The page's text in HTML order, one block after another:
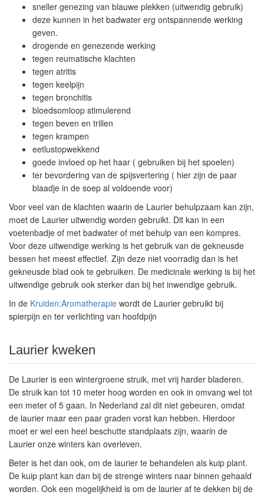
sneller genezing van blauwe plekken (uitwendig gebruik)
deze kunnen in het badwater erg ontspannende werking
geven.
drogende en genezende werking
tegen reumatische klachten
tegen atritis
tegen keelpijn
tegen bronchitis
bloedsomloop stimulerend
tegen beven en trillen
tegen krampen
eetlustopwekkend
goede invloed op het haar ( gebruiken bij het spoelen)
ter bevordering van de spijsvertering ( hier zijn de paar
blaadje in de soep al voldoende voor)
Voor veel van de klachten waarin de Laurier behulpzaam kan zijn,
moet de Laurier uitwendig worden gebruikt. Dit kan in een
voetenbadje of met badwater of met behulp van een kompres.
Voor deze uitwendige werking is het gebruik van de gekneusde
bessen het meest effectief. Zijn deze niet voorradig dan is het
gekneusde blad ook te gebruiken. De medicinale werking is bij het
uitwendige gebruik ook sterker dan bij het inwendige gebruik.
In de Kruiden:Aromatherapie wordt de Laurier gebruikt bij
spierpijn en ter verlichting van hoofdpijn
Laurier kweken
De Laurier is een wintergroene struik, met vrij harder bladeren.
De struik kan tot 10 meter hoog worden en ook in omvang wel tot
een meter of 5 gaan. In Nederland zal dit niet gebeuren, omdat
de laurier maar een paar graden vorst kan hebben. Hierdoor
moet er wel een heel beschutte standplaats zijn, waarin de
Laurier onze winters kan overleven.
Beter is het dan ook, om de laurier te behandelen als kuip plant.
De kuip plant kan dan bij de strenge winters naar binnen gehaald
worden. Ook een mogelijkheid is om de laurier af te dekken bij de